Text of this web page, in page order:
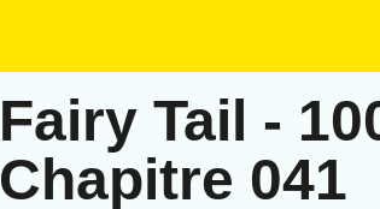
Fairy Tail -
Chapitre 041